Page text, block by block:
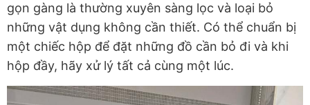
gọn gàng là thường xuyên sàng lọc và loại bỏ
những vật dụng không cần thiết. Có thể chuẩn bị
một chiếc hộp để đặt những đồ cần bỏ đi và khi
hộp đầy, hãy xử lý tất cả cùng một lúc.